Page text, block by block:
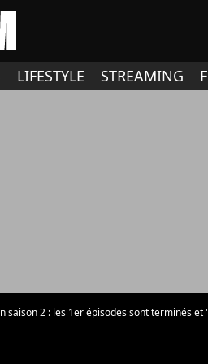
LIFESTYLE STREAMING
saison 2 : les 1er épisodes sont terminés et